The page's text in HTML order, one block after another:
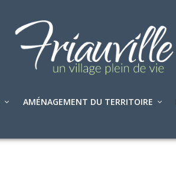
AMÉNAGEMENT DU TERRITOIRE